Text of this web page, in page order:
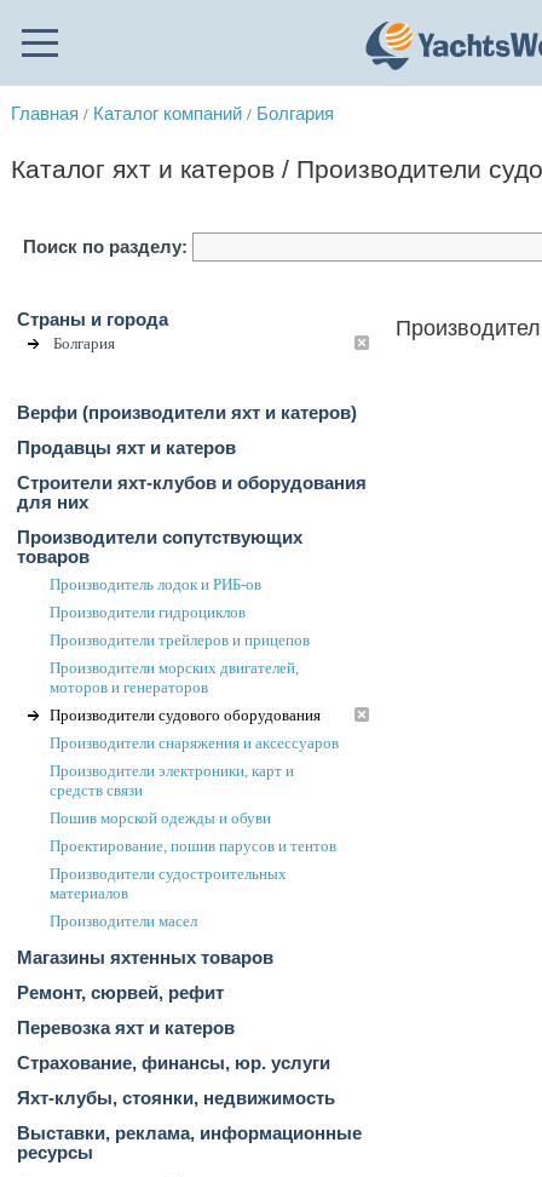
Главная / Каталог компаний / Болгария
Каталог яхт и катеров / Производители
Поиск по разделу:
Страны и города
Болгария
Верфи (производители яхт и катеров)
Продавцы яхт и катеров
Строители яхт-клубов и оборудования
для них
Производители сопутствующих
товаров
Производитель лодок и РИБ-ов
Производители гидроциклов
Производители трейлеров и прицепов
Производители морских двигателей,
моторов и генераторов
Производители судового оборудования
Производители снаряжения и аксессуаров
Производители электроники, карт и
средств связи
Пошив морской одежды и обуви
Проектирование, пошив парусов и тентов
Производители судостроительных
материалов
Производители масел
Магазины яхтенных товаров
Ремонт, сюрвей, рефит
Перевозка яхт и катеров
Страхование, финансы, юр. услуги
Яхт-клубы, стоянки, недвижимость
Выставки, реклама, информационные
ресурсы